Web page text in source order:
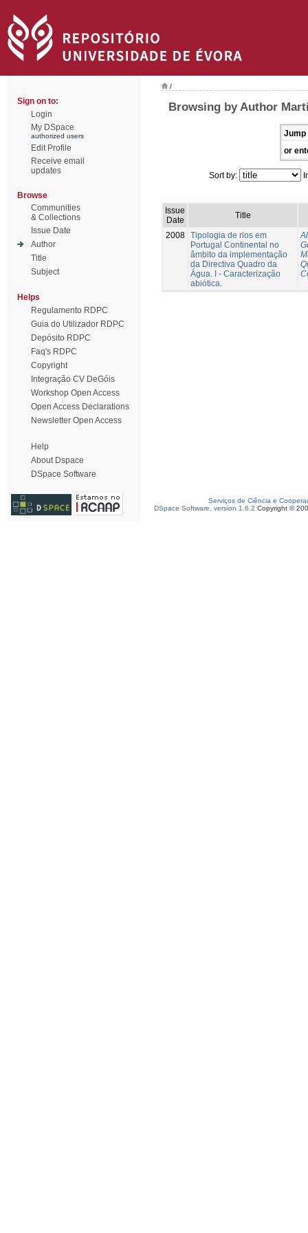
Sign on to:
Login
My DSpace
authorized users
Edit Profile
Receive email
updates
Browse
Communities
& Collections
Issue Date
Author
Title
Subject
Helps
Regulamento RDPC
Guia do Utilizador RDPC
Depósito RDPC
Faq's RDPC
Copyright
Integração CV DeGóis
Workshop Open Access
Open Access Declarations
Newsletter Open Access
Help
About Dspace
DSpace Software
/
Browsing by Author
Jump
or
Sort by:
Issue
Date
Title
2008 Tipologia de rios em
Portugal Continental no
âmbito da implementação
da Directiva Quadro da
Água. I - Caracterização
abiótica.
Serviços de Ciência e
DSpace Software, version 1.6.2 Copyright ©